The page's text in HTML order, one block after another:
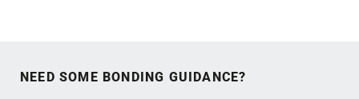
NEED SOME BONDING GUIDANCE?